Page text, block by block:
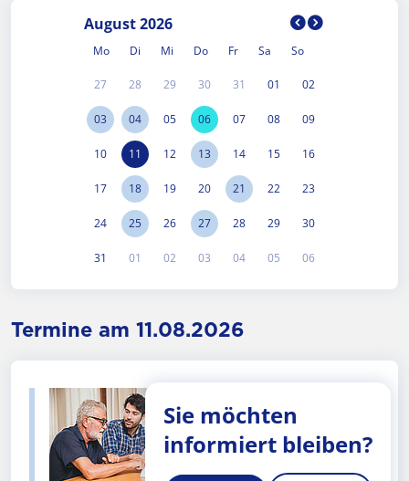
Sie möchten
informiert bleiben?
Termine am 11.08.2026
August 2026 vorheriger
Mo Di Mi Do Fr Sa So
27 28 29 30 31 01 02
03 04 05 06 07 08 09
10 11 12 13 14 15 16
17 18 19 20 21 22 23
24 25 26 27 28 29 30
31 01 02 03 04 05 06